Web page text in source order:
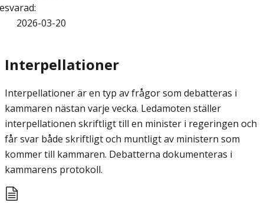
:
2026-03-20
Interpellationer
Interpellationer är en typ av frågor som debatteras i
kammaren nästan varje vecka. Ledamoten ställer
interpellationen skriftligt till en minister i regeringen och
får svar både skriftligt och muntligt av ministern som
kommer till kammaren. Debatterna dokumenteras i
kammarens protokoll.